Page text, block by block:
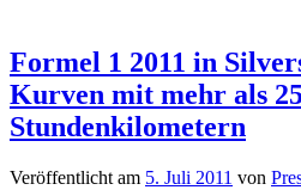
Formel 1 2011 in
Kurven mit mehr als
Stundenkilometern
Veröffentlicht am 5. Juli 2011 von